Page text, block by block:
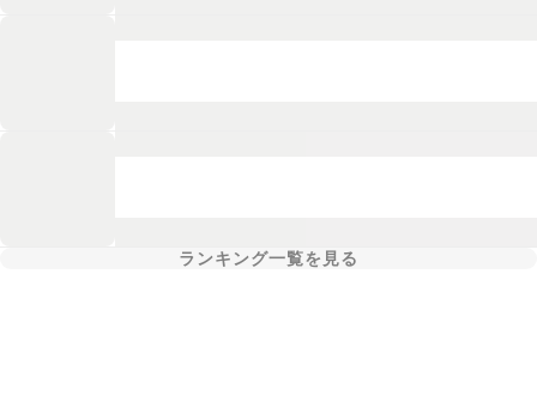
ランキング一覧を見る